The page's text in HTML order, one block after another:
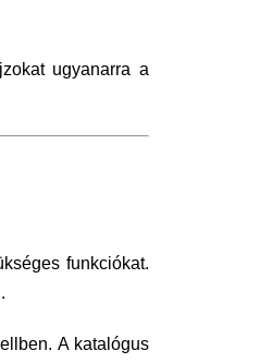
ugyanarra a
funkciókat.
A katalógus